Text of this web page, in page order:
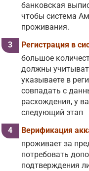
банковская
чтобы система
проживания.
Регистрация в
большое
должны
указываете в
совпадать с
расхождения, у
следующий этап
Верификация
проживает за
потребовать
подтверждения